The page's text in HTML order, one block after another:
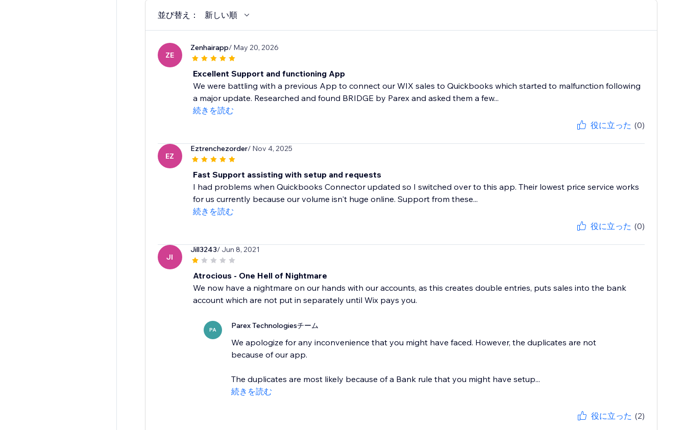
並び替え： 新しい順
ZE
Zenhairapp/ May 20, 2026
Excellent Support and functioning App
We were battling with a previous App to connect our WIX sales to Quickbooks which started to malfunction following
a major update. Researched and found BRIDGE by Parex and asked them a few...
続きを読む
役に立った (0)
EZ
Eztrenchezorder/ Nov 4, 2025
Fast Support assisting with setup and requests
I had problems when Quickbooks Connector updated so I switched over to this app. Their lowest price service works
for us currently because our volume isn't huge online. Support from these...
続きを読む
役に立った (0)
JI
Jill3243/ Jun 8, 2021
Atrocious - One Hell of Nightmare
We now have a nightmare on our hands with our accounts, as this creates double entries, puts sales into the bank
account which are not put in separately until Wix pays you.
PA Parex Technologiesチーム
We apologize for any inconvenience that you might have faced. However, the duplicates are not
because of our app.
The duplicates are most likely because of a Bank rule that you might have setup...
続きを読む
役に立った (2)